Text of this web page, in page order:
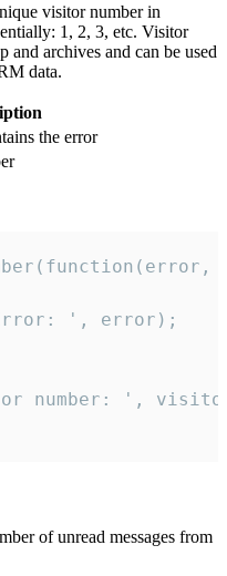
visitor number in
1, 2, 3, etc. Visitor
and archives and can be used
data.
the error
', error);
number: ',
of unread messages from